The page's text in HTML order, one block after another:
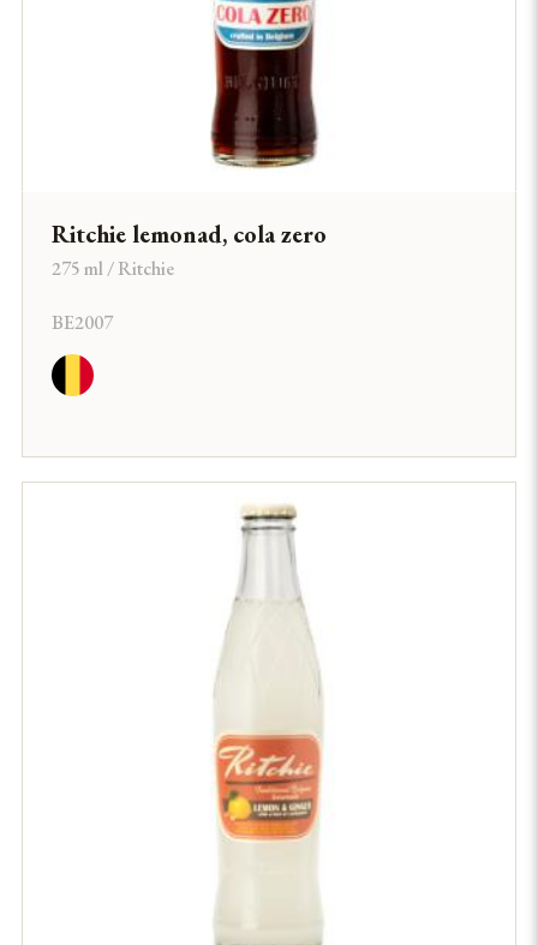
Ritchie lemonad, cola zero
275 ml / Ritchie
BE2007